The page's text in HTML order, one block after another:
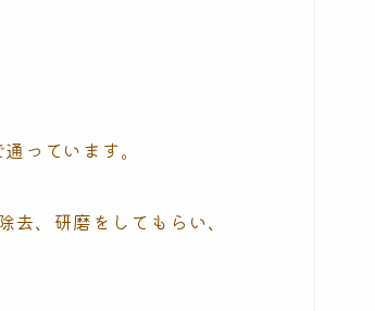
っています。
、研磨をしてもらい、